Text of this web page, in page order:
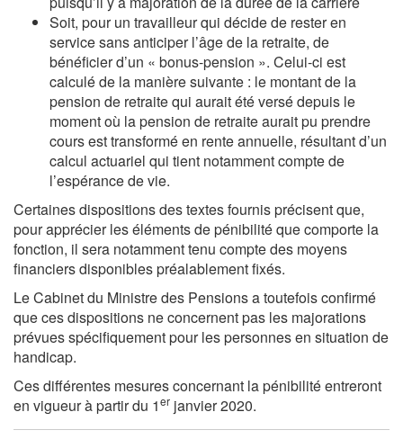
Soit, pour un travailleur qui décide de rester en
service sans anticiper l’âge de la retraite, de
bénéficier d’un « bonus-pension ». Celui-ci est
calculé de la manière suivante : le montant de la
pension de retraite qui aurait été versé depuis le
moment où la pension de retraite aurait pu prendre
cours est transformé en rente annuelle, résultant d’un
calcul actuariel qui tient notamment compte de
l’espérance de vie.
Certaines dispositions des textes fournis précisent que,
pour apprécier les éléments de pénibilité que comporte la
fonction, il sera notamment tenu compte des moyens
financiers disponibles préalablement fixés.
Le Cabinet du Ministre des Pensions a toutefois confirmé
que ces dispositions ne concernent pas les majorations
prévues spécifiquement pour les personnes en situation de
handicap.
Ces différentes mesures concernant la pénibilité entreront
en vigueur à partir du 1er janvier 2020.